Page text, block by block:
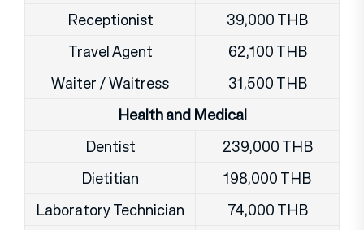
Receptionist
39,000 THB
Travel Agent
62,100 THB
Waiter / Waitress
31,500 THB
Health and Medical
Dentist
239,000 THB
Dietitian
198,000 THB
Laboratory Technician
74,000 THB